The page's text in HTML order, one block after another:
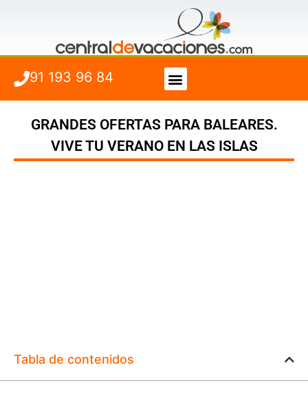
91 193 96 84
GRANDES OFERTAS PARA BALEARES.
VIVE TU VERANO EN LAS ISLAS
Tabla de contenidos